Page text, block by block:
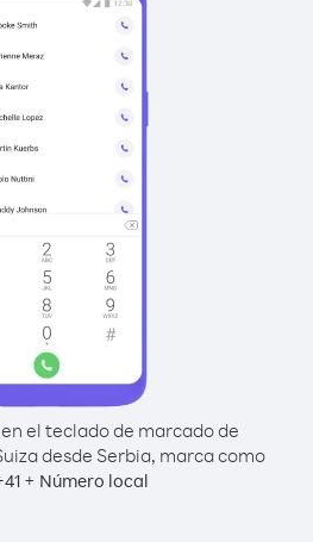
el teclado de marcado de
desde Serbia, marca como
41 + Número local